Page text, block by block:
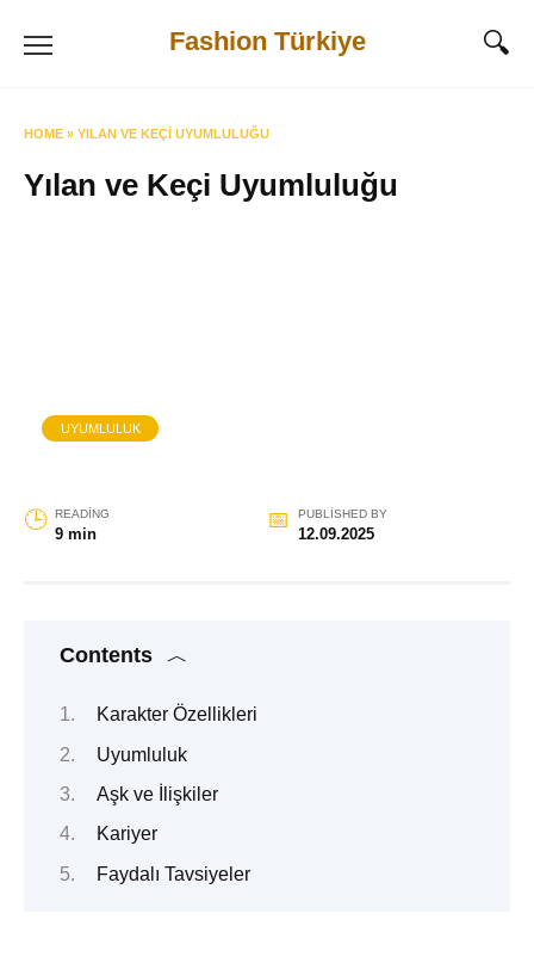
Fashion Türkiye
HOME » YILAN VE KEÇI UYUMLULUĞU
Yılan ve Keçi Uyumluluğu
UYUMLULUK
READING
9 min
PUBLISHED BY
12.09.2025
Contents
Karakter Özellikleri
Uyumluluk
Aşk ve İlişkiler
Kariyer
Faydalı Tavsiyeler